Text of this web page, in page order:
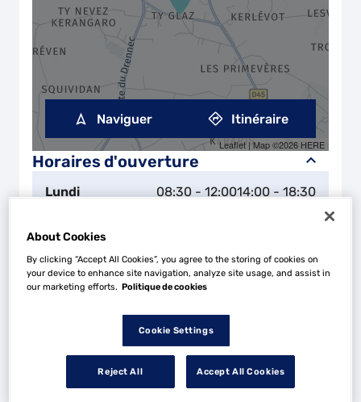
Horaires d'ouverture
Lundi 08:30 - 12:0014:00 - 18:30
Mardi
Mercredi 08:30 - 12:0014:00 - 18:30
08:30 - 12:00
Vendredi 08:30 - 12:0014:00 - 18:30
Leaflet | Map ©2026 HERE
Naviguer Itinéraire
About Cookies
By clicking “Accept All Cookies”, you agree to the storing of cookies on
your device to enhance site navigation, analyze site usage, and assist in
our marketing efforts. Politique de cookies
Cookie Settings
Reject All Accept All Cookies